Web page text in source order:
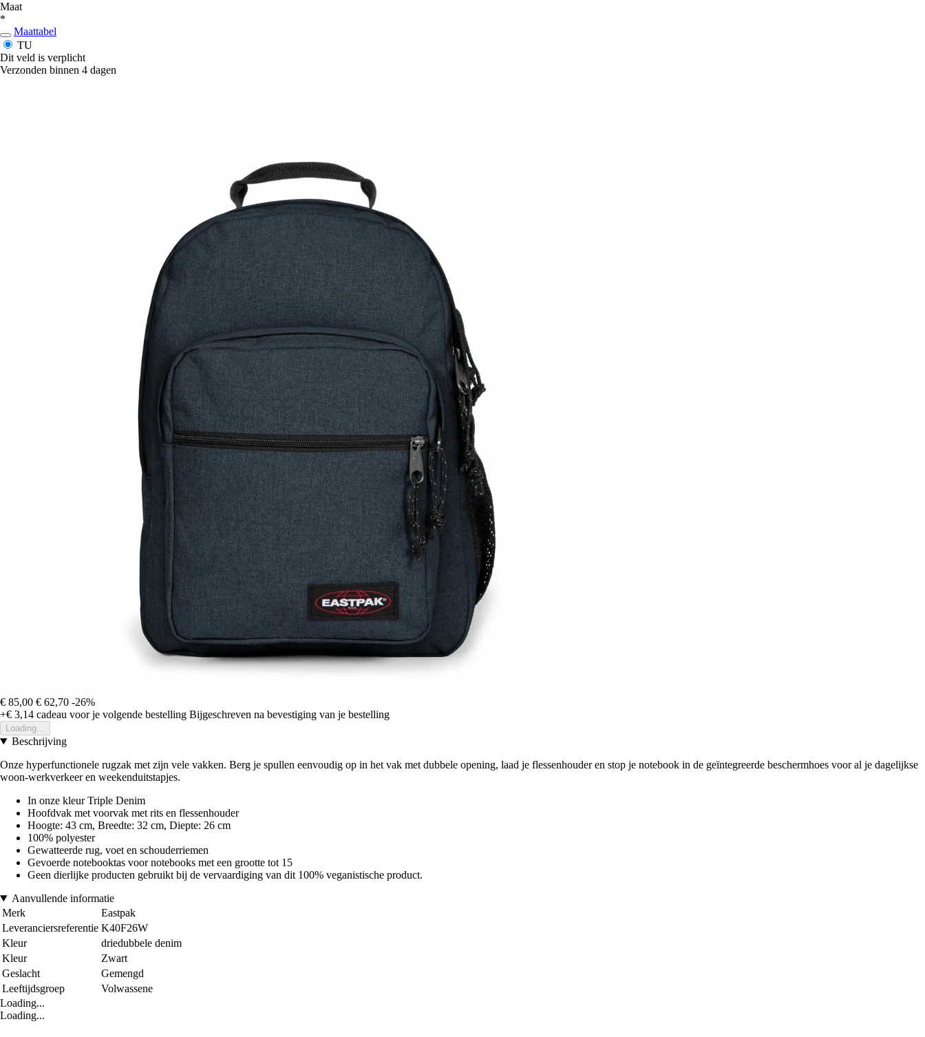
Maat
*
Maattabel
TU
Dit veld is verplicht
Verzonden binnen 4 dagen
€ 85,00 € 62,70 -26%
+€ 3,14 cadeau voor je volgende bestelling Bijgeschreven na bevestiging van je bestelling
Loading...
Beschrijving
Onze hyperfunctionele rugzak met zijn vele vakken. Berg je spullen eenvoudig op in het vak met dubbele opening, laad je flessenhouder en stop je notebook in de geïntegreerde beschermhoes voor al je dagelijkse
woon-werkverkeer en weekenduitstapjes.
In onze kleur Triple Denim
Hoofdvak met voorvak met rits en flessenhouder
Hoogte: 43 cm, Breedte: 32 cm, Diepte: 26 cm
100% polyester
Gewatteerde rug, voet en schouderriemen
Gevoerde notebooktas voor notebooks met een grootte tot 15
Geen dierlijke producten gebruikt bij de vervaardiging van dit 100% veganistische product.
Aanvullende informatie
Merk
Eastpak
Leveranciersreferentie K40F26W
Kleur
driedubbele denim
Kleur
Zwart
Geslacht
Gemengd
Leeftijdsgroep
Volwassene
Loading...
Loading...